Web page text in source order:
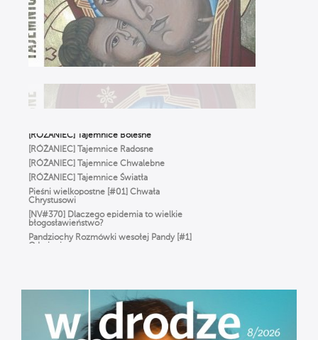
na co dzień
To NIE jest modlitwa dla starszych ludzi!
Odkryj moc RÓŻAŃCA | Michał Szałkowski
OP
Dlaczego Bóg oszalał z miłości
do człowieka? ✢ Cyprian Klahs OP
[RÓŻANIEC] Tajemnice Radosne
[RÓŻANIEC] Tajemnice Chwalebne
[RÓŻANIEC] Tajemnice Światła
Pieśni wielkopostne [#01] Chwała
Chrystusowi
[NV#370] Dlaczego epidemia to wielkie
błogosławieństwo?
Pandziochy Rozmówki wesołej Pandy [#1]
O Imieniu
[RÓŻANIEC] Tajemnice Bolesne